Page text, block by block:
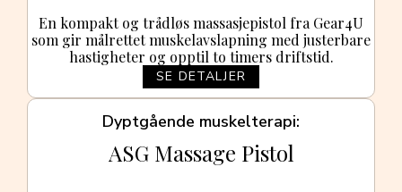
En kompakt og trådløs massasjepistol fra Gear4U
som gir målrettet muskelavslapning med justerbare
hastigheter og opptil to timers driftstid.
SE DETALJER
Dyptgående muskelterapi
ASG Massage Pistol